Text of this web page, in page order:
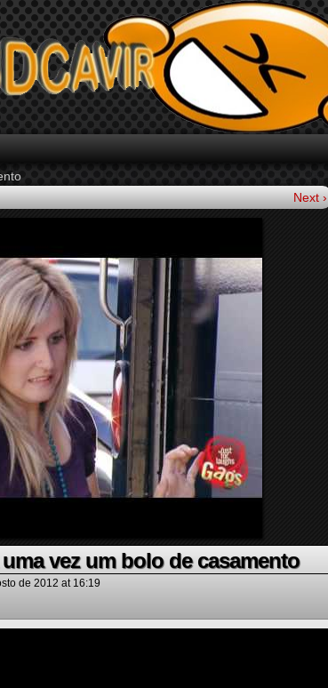
Next ›
vez um bolo de casamento
de 2012 at 16:19